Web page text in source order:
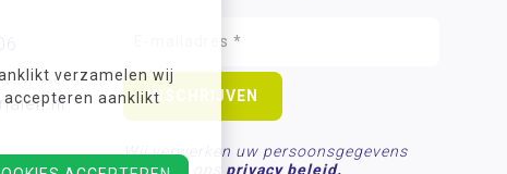
verzamelen wij
accepteren aanklikt
Wij verwerken uw persoonsgegevens
conform ons privacy beleid.